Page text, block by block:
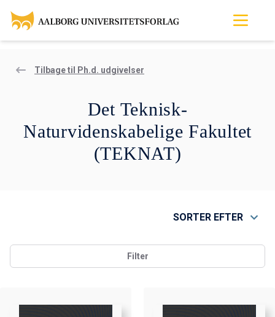
Tilbage til Ph.d. udgivelser
Det Teknisk-
Naturvidenskabelige Fakultet
(TEKNAT)
SORTER EFTER
Filter